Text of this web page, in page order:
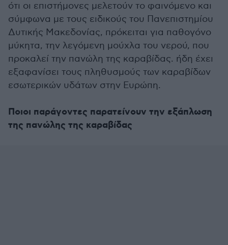
ότι οι επιστήμονες μελετούν το φαινόμενο και
σύμφωνα με τους ειδικούς του Πανεπιστημίου
Δυτικής Μακεδονίας, πρόκειται για παθογόνο
μύκητα, την λεγόμενη μούχλα του νερού, που
προκαλεί την πανώλη της καραβίδας. ήδη έχει
εξαφανίσει τους πληθυσμούς των καραβίδων
εσωτερικών υδάτων στην Ευρώπη.
Ποιοι παράγοντες παρατείνουν την εξάπλωση
της πανώλης της καραβίδας